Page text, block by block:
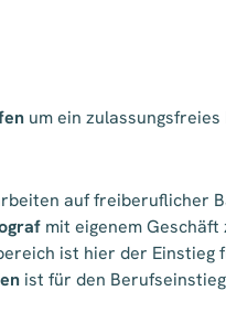
um ein
auf freiberuflicher
mit eigenem
ist hier der
ist für den